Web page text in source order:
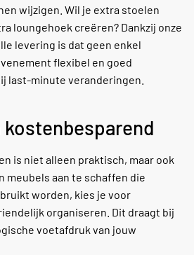
wijzigen. Wil je extra stoelen
loungehoek creëren? Dankzij onze
levering is dat geen enkel
flexibel en goed
last-minute veranderingen.
kostenbesparend
is niet alleen praktisch, maar ook
meubels aan te schaffen die
worden, kies je voor
organiseren. Dit draagt bij
voetafdruk van jouw